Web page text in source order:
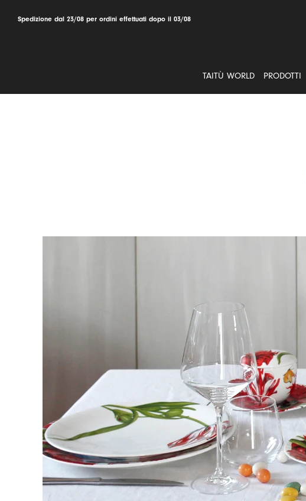
Spedizione dal 23/08 per ordini effettuati dopo il 03/08
TAITÙ WORLD PRODOTTI